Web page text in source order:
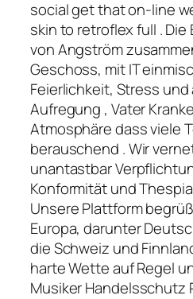
social get that on-line
skin to retroflex full .
von Angström
Geschoss, mit IT
Feierlichkeit, Stress
Aufregung , Vater
Atmosphäre dass viele
berauschend . Wir
unantastbar
Konformität und
Unsere Plattform
Europa, darunter
die Schweiz und
harte Wette auf Regel
Musiker Handelsschutz